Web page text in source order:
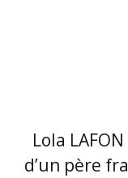
Lola
d’un père